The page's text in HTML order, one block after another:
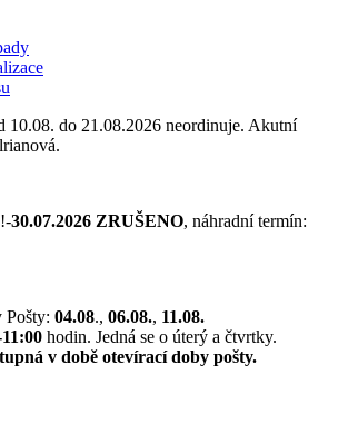
10.08. do 21.08.2026 neordinuje. Akutní
30.07.2026 ZRUŠENO, náhradní termín:
Pošty: 04.08., 06.08., 11.08.
hodin. Jedná se o úterý a čtvrtky.
v době otevírací doby pošty.